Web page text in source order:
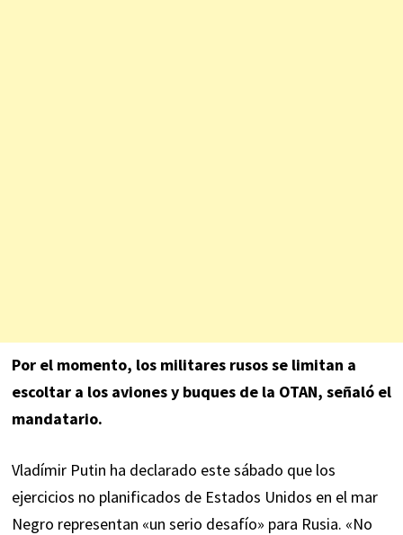
Por el momento, los militares rusos se limitan a
escoltar a los aviones y buques de la OTAN, señaló el
mandatario.
Vladímir Putin ha declarado este sábado que los
ejercicios no planificados de Estados Unidos en el mar
Negro representan «un serio desafío» para Rusia. «No